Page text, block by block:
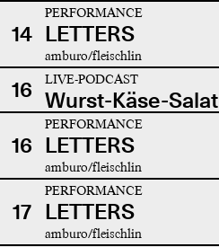
14
PERFORMANCE
LETTERS
amburo/fleischlin
16 LIVE-PODCAST
Wurst-Käse-Salat
16
PERFORMANCE
LETTERS
amburo/fleischlin
17
PERFORMANCE
LETTERS
amburo/fleischlin